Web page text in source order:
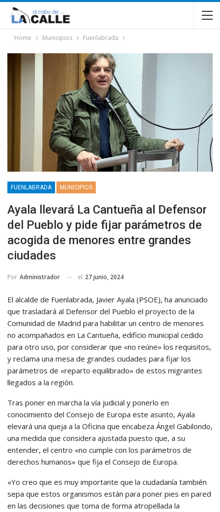
Home Municipios Fuenlabrada
FUENLABRADA MUNICIPIOS
Ayala llevará La Cantueña al Defensor
del Pueblo y pide fijar parámetros de
acogida de menores entre grandes
ciudades
Por Administrador el 27 junio, 2024
El alcalde de Fuenlabrada, Javier Ayala (PSOE), ha anunciado
que trasladará al Defensor del Pueblo el proyecto de la
Comunidad de Madrid para habilitar un centro de menores
no acompañados en La Cantueña, edificio municipal cedido
para otro uso, por considerar que «no reúne» los requisitos,
y reclama una mesa de grandes ciudades para fijar los
parámetros de «reparto equilibrado» de estos migrantes
llegados a la región.
Tras poner en marcha la vía judicial y ponerlo en
conocimiento del Consejo de Europa este asunto, Ayala
elevará una queja a la Oficina que encabeza Ángel Gabilondo,
una medida que considera ajustada puesto que, a su
entender, el centro «no cumple con los parámetros de
derechos humanos» que fija el Consejo de Europa.
«Yo creo que es muy importante que la ciudadanía también
sepa que estos organismos están para poner pies en pared
en las decisiones que toma de forma atropellada la